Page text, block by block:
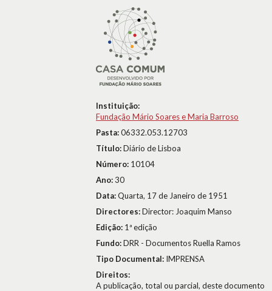
Instituição:
Fundação Mário Soares e Maria Barroso
Pasta:06332.053.12703
Título:Diário de Lisboa
Número: 10104
Ano:30
Data:Quarta, 17 de Janeiro de 1951
Directores:Director: Joaquim Manso
Edição: 1ª edição
Fundo:DRR - Documentos Ruella Ramos
Tipo Documental: IMPRENSA
Direitos:
A publicação, total ou parcial, deste documento